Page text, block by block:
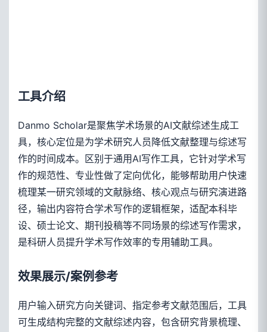
工具介绍
Danmo Scholar是聚焦学术场景的AI文献综述生成工
具，核心定位是为学术研究人员降低文献整理与综述写
作的时间成本。区别于通用AI写作工具，它针对学术写
作的规范性、专业性做了定向优化，能够帮助用户快速
梳理某一研究领域的文献脉络、核心观点与研究演进路
径，输出内容符合学术写作的逻辑框架，适配本科毕
设、硕士论文、期刊投稿等不同场景的综述写作需求，
是科研人员提升学术写作效率的专用辅助工具。
效果展示/案例参考
用户输入研究方向关键词、指定参考文献范围后，工具
可生成结构完整的文献综述内容，包含研究背景梳理、